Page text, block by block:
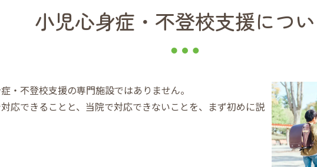
小児心身症・不登校支援につ
・不登校支援の専門施設ではありません。
応できることと、当院で対応できないことを、まず初めに説